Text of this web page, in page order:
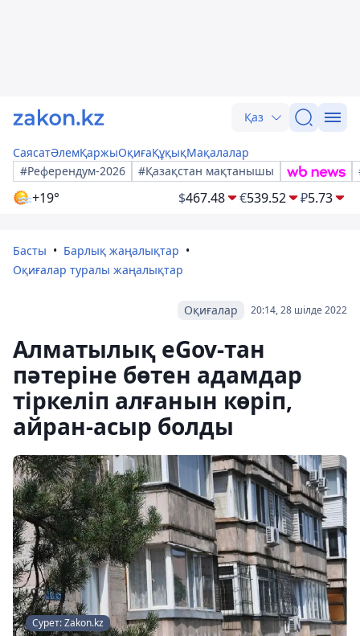
Қаз
СаясатӘлемҚаржыОқиғаҚұқықМақалалар
#Референдум-2026
#Қазақстан мақтанышы
+19° $467.48 €539.52 ₽5.73
Басты
Барлық жаңалықтар
Оқиғалар туралы жаңалықтар
20:14, 28 шілде 2022
Оқиғалар
Алматылық еGov-тан
пәтеріне бөтен адамдар
тіркеліп алғанын көріп,
айран-асыр болды
Сурет: Zakon.kz